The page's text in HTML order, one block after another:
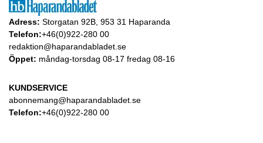
Adress: Storgatan 92B, 953 31 Haparanda
Telefon:+46(0)922-280 00
redaktion@haparandabladet.se
Öppet: måndag-torsdag 08-17 fredag 08-16
KUNDSERVICE
abonnemang@haparandabladet.se
Telefon:+46(0)922-280 00